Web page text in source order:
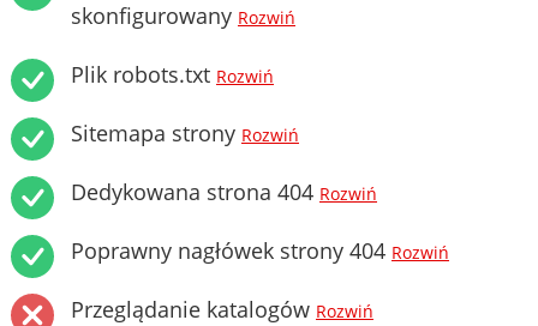
skonfigurowany Rozwiń
Plik robots.txt Rozwiń
Sitemapa strony Rozwiń
Dedykowana strona 404 Rozwiń
Poprawny nagłówek strony 404 Rozwiń
Przeglądanie katalogów Rozwiń